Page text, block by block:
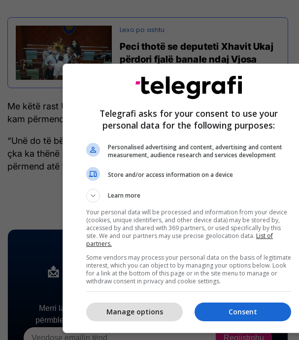
Peci thotë se deputeti Xhavit Ukaj
përdori fjalë banale ndaj Vjosa
Me këtë rast Ukaj tha për Klan Kosova se në asnjë mënyrë nuk e
kam përmend atë fjalë.
“Unë do të bëjë padi për shpifje ndaj këshilltarit Peci pasi që ai atë
çka ka thënë ka gënjyer. I keni incizimet. Në asnjë mënyrë se kam
përmend atë fjali që po e thotë Peci”.
Telegrafi asks for your consent to use your
personal data for the following purposes:
Personalised advertising and content, advertising and content
measurement, audience research and services development
Store and/or access information on a device
Learn more
Your personal data will be processed and information from your device
(cookies, unique identifiers, and other device data) may be stored by,
accessed by and shared with 369 partners, or used specifically by this
site. We and our partners may use precise geolocation data. List of
partners.
Some vendors may process your personal data on the basis of legitimate
interest, which you can object to by managing your options below. Look
for a link at the bottom of this page or in the site menu to manage or
withdraw consent in privacy and cookie settings.
Consent
Manage options